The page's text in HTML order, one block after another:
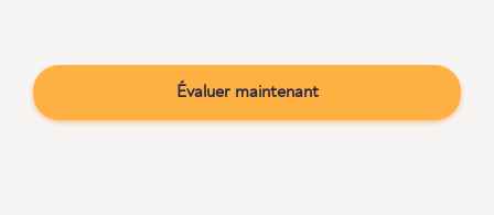
Évaluer maintenant